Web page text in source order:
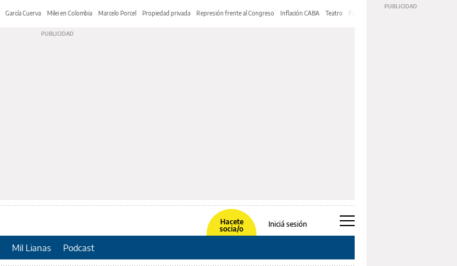
García Cuerva Milei en Colombia Marcelo Porcel Propiedad privada Represión frente al Congreso Inflación CABA Teatro Feria de Editores
Hacete
socia/o
Iniciá sesión
Mil Lianas Podcast